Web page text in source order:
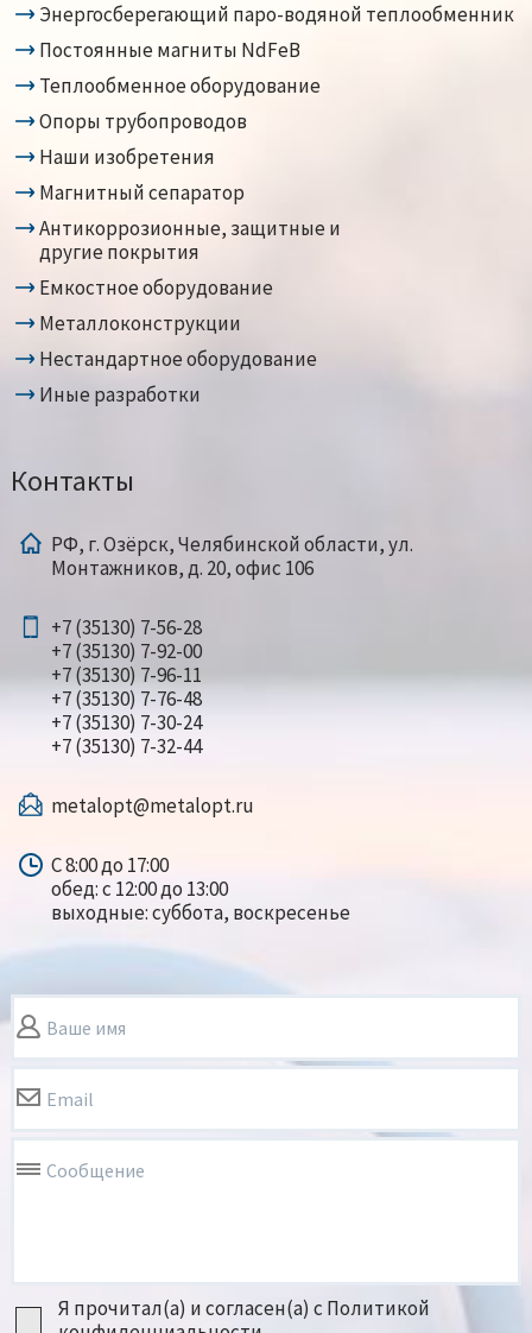
Энергосберегающий паро-водяной теплообменник
Постоянные магниты NdFeB
Теплообменное оборудование
Опоры трубопроводов
Наши изобретения
Магнитный сепаратор
Антикоррозионные, защитные и
другие покрытия
Емкостное оборудование
Металлоконструкции
Нестандартное оборудование
Иные разработки
Контакты
РФ, г. Озёрск, Челябинской области, ул.
Монтажников, д. 20, офис 106
+7 (35130) 7-56-28
+7 (35130) 7-92-00
+7 (35130) 7-96-11
+7 (35130) 7-76-48
+7 (35130) 7-30-24
+7 (35130) 7-32-44
metalopt@metalopt.ru
С 8:00 до 17:00
обед: с 12:00 до 13:00
выходные: суббота, воскресенье
Ваше имя
Email
Сообщение
Я прочитал(а) и согласен(а) с Политикой